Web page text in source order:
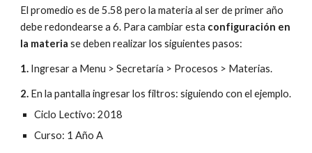
El promedio es de 5.58 pero la materia al ser de primer año
debe redondearse a 6. Para cambiar esta configuración en
la materia se deben realizar los siguientes pasos:
1. Ingresar a Menu > Secretaría > Procesos > Materias.
2. En la pantalla ingresar los filtros: siguiendo con el ejemplo.
Ciclo Lectivo: 2018
Curso: 1 Año A